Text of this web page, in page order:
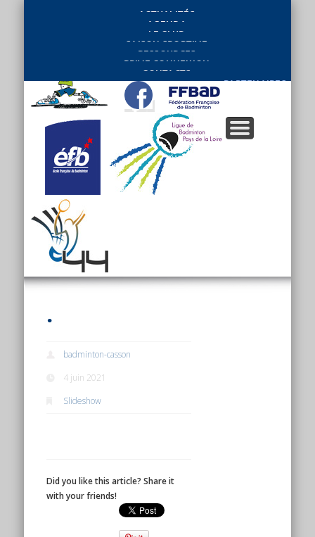
ACTUALITÉS
AGENDA
LE CLUB
SAISON SPORTIVE
RESSOURCES
PRIVE CONNEXION
CONTACTS
PARTENAIRES
.
badminton-casson
4 juin 2021
Slideshow
Did you like this article? Share it
with your friends!